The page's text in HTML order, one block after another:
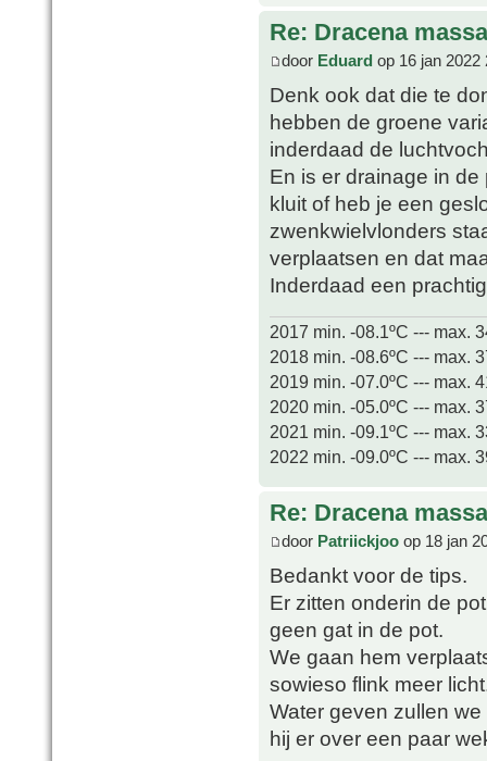
Re: Dracena
door Eduard op 16 jan 2022
Denk ook dat die te
hebben de groene
inderdaad de
En is er drainage in
kluit of heb je een
zwenkwielvlonders
verplaatsen en dat
Inderdaad een
2017 min. -08.1ºC --- max.
2018 min. -08.6ºC --- max.
2019 min. -07.0ºC --- max.
2020 min. -05.0ºC --- max.
2021 min. -09.1ºC --- max.
2022 min. -09.0ºC --- max.
Re: Dracena
door Patriickjoo op 18 jan
Bedankt voor de tips.
Er zitten onderin de
geen gat in de pot.
We gaan hem
sowieso flink meer
Water geven zullen
hij er over een paar